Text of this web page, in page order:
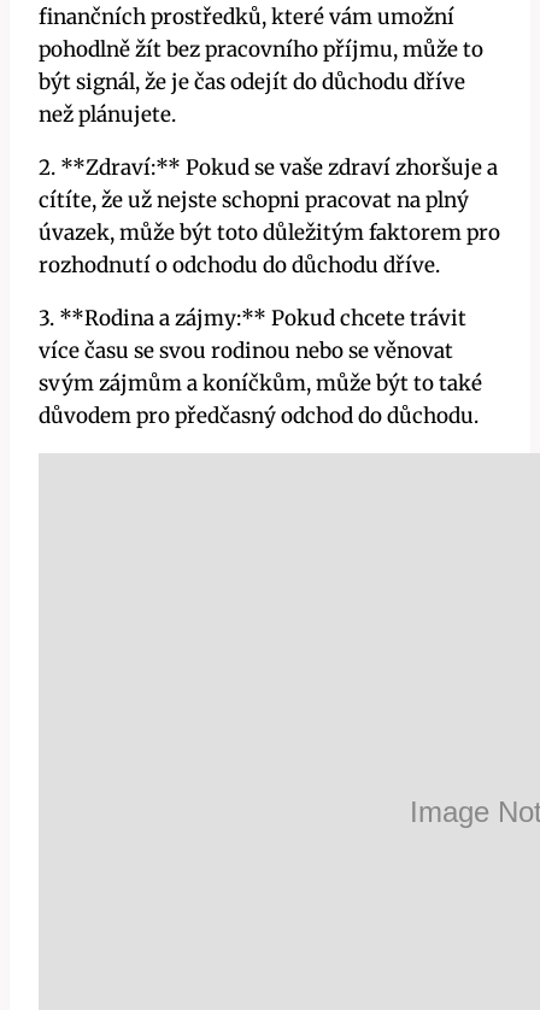
finančních prostředků, které vám umožní
pohodlně žít bez pracovního příjmu, může to
být signál, že je čas odejít do důchodu dříve
než plánujete.
2. **Zdraví:** Pokud se vaše zdraví zhoršuje a
cítíte, že už nejste schopni pracovat na plný
úvazek, může být toto důležitým faktorem pro
rozhodnutí o odchodu do důchodu dříve.
3. **Rodina a zájmy:** Pokud chcete trávit
více času se svou rodinou nebo se věnovat
svým zájmům a koníčkům, může být to také
důvodem pro předčasný odchod do důchodu.